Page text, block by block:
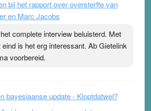
opnemen. Daarop heeft zo’n
Maar het gevoel ‘makkelijker te
in de topspsort ›[...]
bij het rapport over oversterfte van
en Marc Jacobs
complete interview beluisterd. Met
eind is het erg interessant. Ab Gietelink
voorbereid.
bayesiaanse update - Kloptdatwel?